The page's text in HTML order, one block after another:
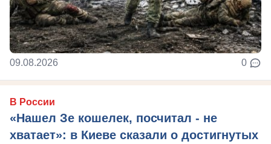
09.08.2026 0
В России
«Нашел Зе кошелек, посчитал - не
хватает»: в Киеве сказали о достигнутых